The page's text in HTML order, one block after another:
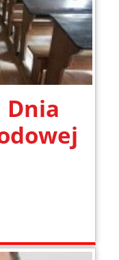
Dnia